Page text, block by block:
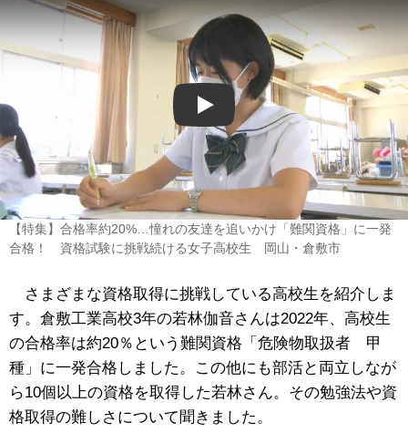
Play
【特集】合格率約20%…憧れの友達を追いかけ「難関資格」に一発
合格！ 資格試験に挑戦続ける女子高校生 岡山・倉敷市
さまざまな資格取得に挑戦している高校生を紹介しま
す。倉敷工業高校3年の若林伽音さんは2022年、高校生
の合格率は約20％という難関資格「危険物取扱者 甲
種」に一発合格しました。この他にも部活と両立しなが
ら10個以上の資格を取得した若林さん。その勉強法や資
格取得の難しさについて聞きました。